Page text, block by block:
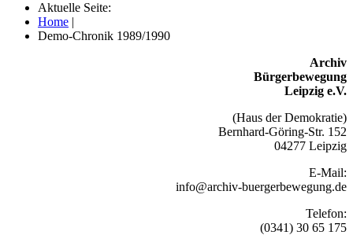
Aktuelle Seite:
Home |
Demo-Chronik 1989/1990
Archiv
Bürgerbewegung
Leipzig e.V.
(Haus der Demokratie)
Bernhard-Göring-Str. 152
04277 Leipzig
E-Mail:
info@archiv-buergerbewegung.de
Telefon:
(0341) 30 65 175